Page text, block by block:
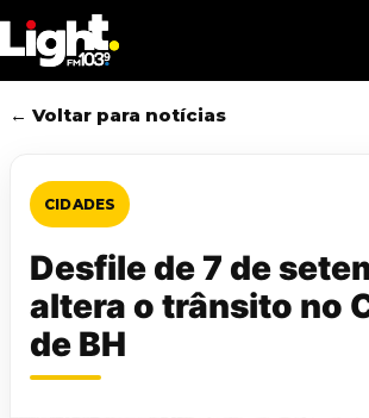
to
main
content
← Voltar para notícias
CIDADES
Desfile de 7 de
altera o trânsito no
de BH